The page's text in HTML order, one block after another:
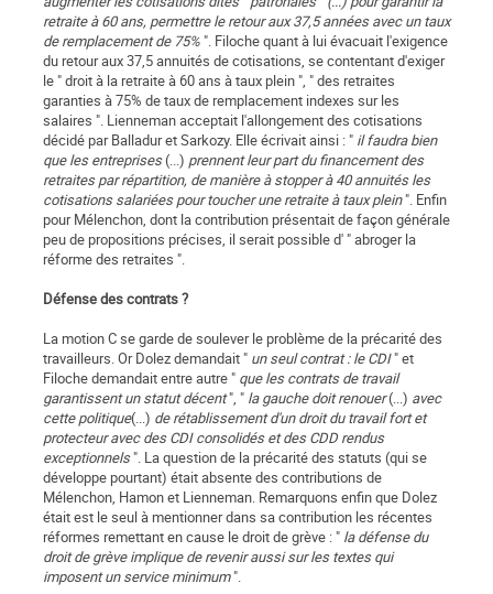
retraite à 60 ans, permettre le retour aux 37,5 années avec un taux
de remplacement de 75%". Filoche quant à lui évacuait l'exigence
du retour aux 37,5 annuités de cotisations, se contentant d'exiger
le " droit à la retraite à 60 ans à taux plein ", " des retraites
garanties à 75% de taux de remplacement indexes sur les
salaires ". Lienneman acceptait l'allongement des cotisations
décidé par Balladur et Sarkozy. Elle écrivait ainsi : " il faudra bien
que les entreprises(...) prennent leur part du financement des
retraites par répartition, de manière à stopper à 40 annuités les
cotisations salariées pour toucher une retraite à taux plein". Enfin
pour Mélenchon, dont la contribution présentait de façon générale
peu de propositions précises, il serait possible d' " abroger la
réforme des retraites ".
Défense des contrats ?
La motion C se garde de soulever le problème de la précarité des
travailleurs. Or Dolez demandait " un seul contrat : le CDI" et
Filoche demandait entre autre " que les contrats de travail
garantissent un statut décent", " la gauche doit renouer(...) avec
cette politique(...) de rétablissement d'un droit du travail fort et
protecteur avec des CDI consolidés et des CDD rendus
exceptionnels". La question de la précarité des statuts (qui se
développe pourtant) était absente des contributions de
Mélenchon, Hamon et Lienneman. Remarquons enfin que Dolez
était est le seul à mentionner dans sa contribution les récentes
réformes remettant en cause le droit de grève : " la défense du
droit de grève implique de revenir aussi sur les textes qui
imposent un service minimum".